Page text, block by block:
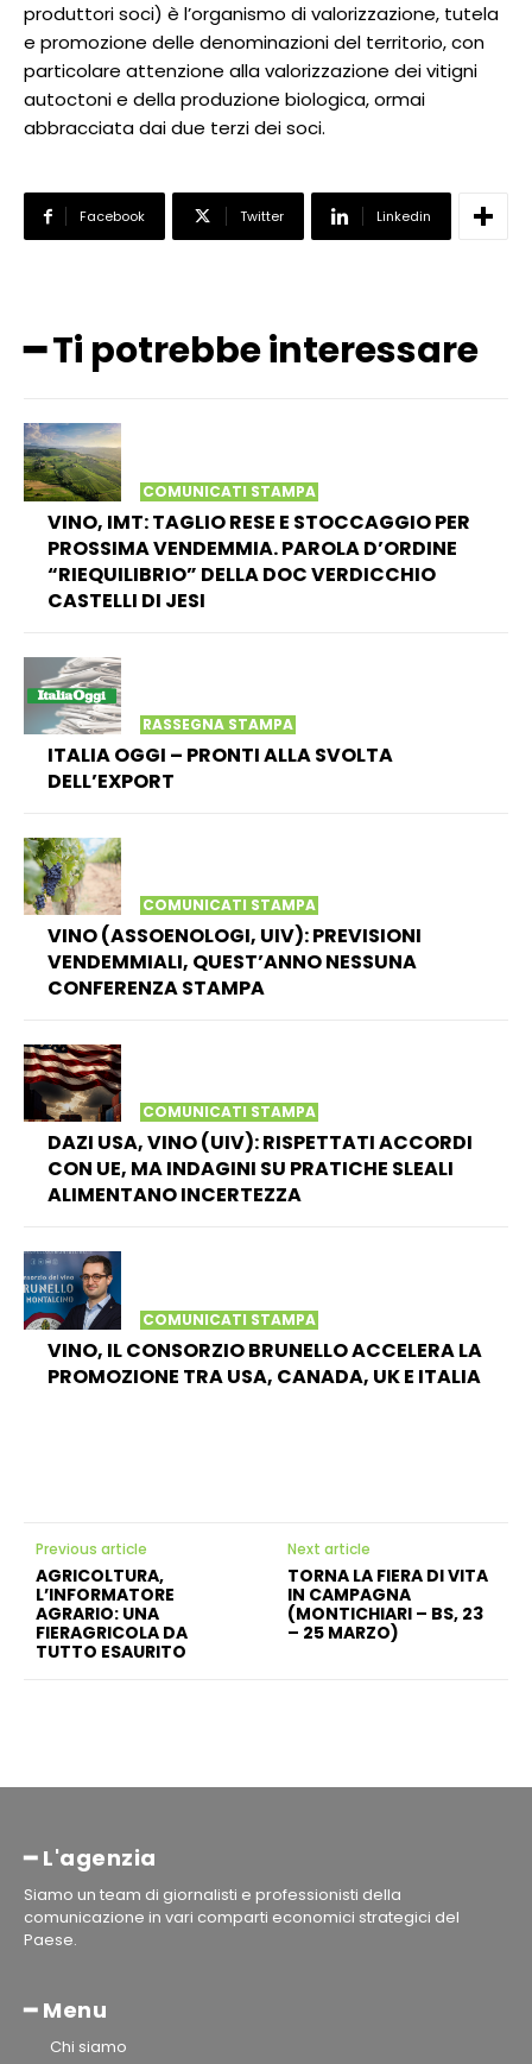
produttori soci) è l’organismo di valorizzazione, tutela
e promozione delle denominazioni del territorio, con
particolare attenzione alla valorizzazione dei vitigni
autoctoni e della produzione biologica, ormai
abbracciata dai due terzi dei soci.
Facebook Twitter Linkedin
━ Ti potrebbe interessare
COMUNICATI STAMPA
VINO, IMT: TAGLIO RESE E STOCCAGGIO PER
PROSSIMA VENDEMMIA. PAROLA D’ORDINE
“RIEQUILIBRIO” DELLA DOC VERDICCHIO
CASTELLI DI JESI
RASSEGNA STAMPA
ITALIA OGGI – PRONTI ALLA SVOLTA
DELL’EXPORT
COMUNICATI STAMPA
VINO (ASSOENOLOGI, UIV): PREVISIONI
VENDEMMIALI, QUEST’ANNO NESSUNA
CONFERENZA STAMPA
COMUNICATI STAMPA
DAZI USA, VINO (UIV): RISPETTATI ACCORDI
CON UE, MA INDAGINI SU PRATICHE SLEALI
ALIMENTANO INCERTEZZA
COMUNICATI STAMPA
VINO, IL CONSORZIO BRUNELLO ACCELERA LA
PROMOZIONE TRA USA, CANADA, UK E ITALIA
Previous article
AGRICOLTURA,
L’INFORMATORE
AGRARIO: UNA
FIERAGRICOLA DA
TUTTO ESAURITO
Next article
TORNA LA FIERA DI VITA
IN CAMPAGNA
(MONTICHIARI – BS, 23
– 25 MARZO)
━ L'agenzia
Siamo un team di giornalisti e professionisti della
comunicazione in vari comparti economici strategici del
Paese.
━ Menu
Chi siamo